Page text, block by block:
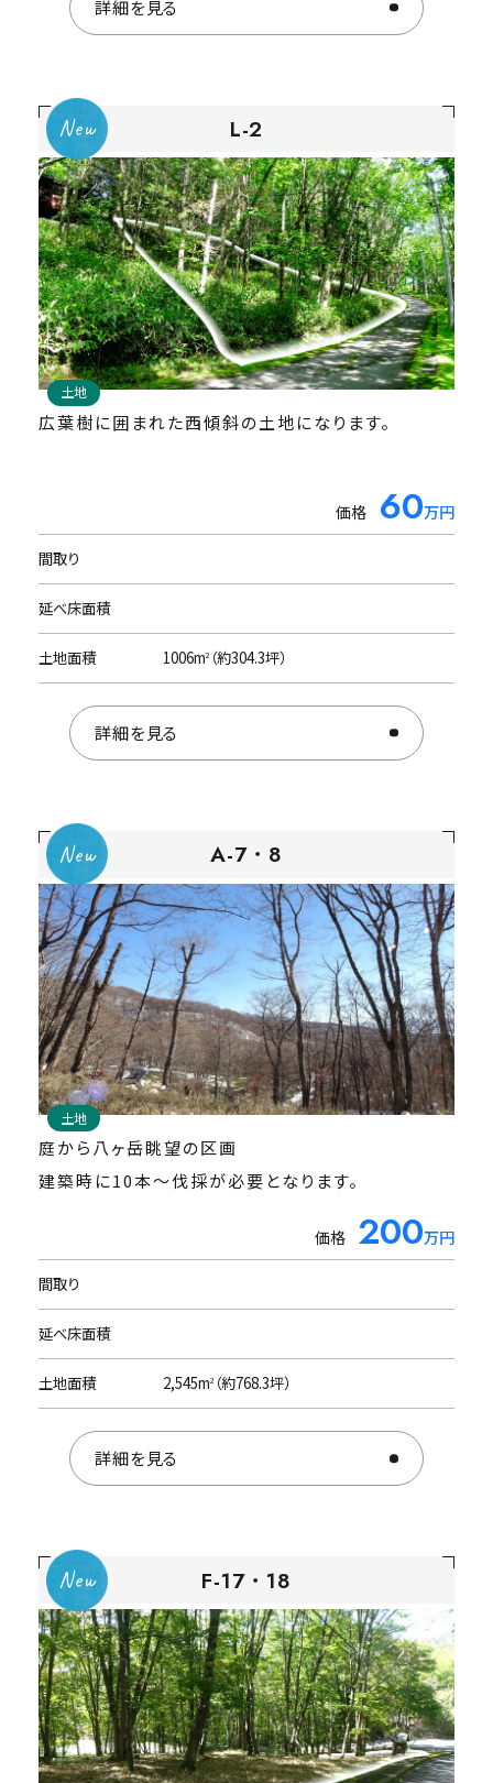
詳細を見る
I-10
建物(中古物件)
https://www.re-sort.jp/property/a-0386a
株式会社リゾートメンテナンス様ページをご覧くだ
さい。
1000万円
間取り
延べ床面積
土地面積 1179m2 （約357.2坪）
詳細を見る
L-9
土地
メイン道路に近い平坦地で、敷地中央のモミの大木
が美しい区画です。
価格 150万万円
間取り
延べ床面積
土地面積 1,074m2 （約324坪）
詳細を見る
O-2
詳細を見る
L-2
土地
広葉樹に囲まれた西傾斜の土地になります。
価格 60万円
間取り
延べ床面積
土地面積 1006m2 （約304.3坪）
詳細を見る
A-7・8
土地
庭から八ヶ岳眺望の区画
建築時に10本～伐採が必要となります。
価格 200万円
間取り
延べ床面積
土地面積 2,545m2 （約768.3坪）
詳細を見る
F-17・18